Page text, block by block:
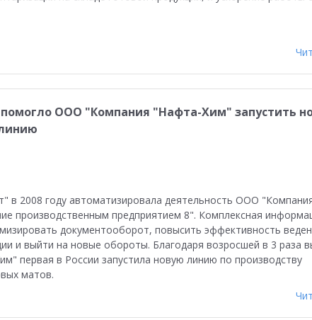
ООО "Компания "Нафта-Хим" запустить
в 2008 году автоматизировала деятельность ООО
производственным предприятием 8". Комплексная
документооборот, повысить эффективность
и выйти на новые обороты. Благодаря возросшей в 3 раза
первая в России запустила новую линию по производству
матов.